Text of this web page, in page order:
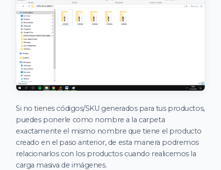
Si no tienes códigos/SKU generados para tus productos,
puedes ponerle como nombre a la carpeta
exactamente el mismo nombre que tiene el producto
creado en el paso anterior, de esta manera podremos
relacionarlos con los productos cuando realicemos la
carga masiva de imágenes.